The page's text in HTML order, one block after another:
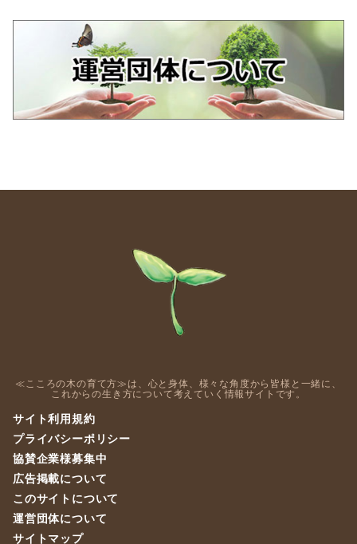
≪こころの木の育て方≫は、心と身体、様々な角度から皆様と一緒に、
これからの生き方について考えていく情報サイトです。
サイト利用規約
プライバシーポリシー
協賛企業様募集中
広告掲載について
このサイトについて
運営団体について
サイトマップ